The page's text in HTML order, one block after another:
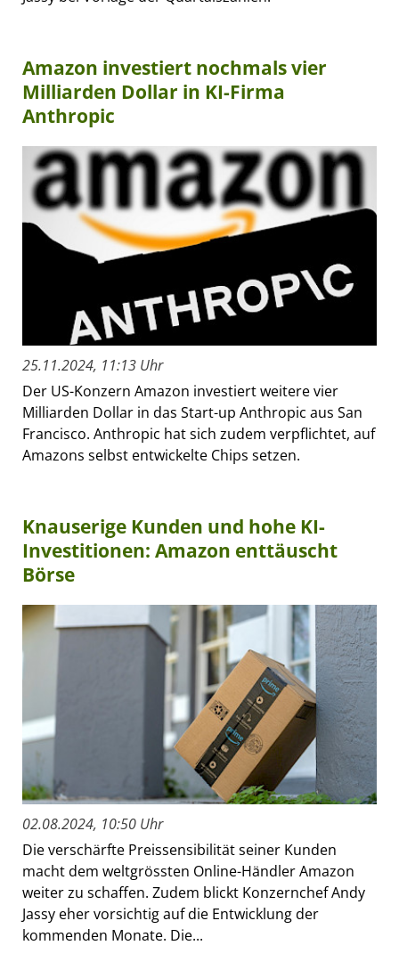
Amazon investiert nochmals vier
Milliarden Dollar in KI-Firma
Anthropic
25.11.2024, 11:13 Uhr
Der US-Konzern Amazon investiert weitere vier
Milliarden Dollar in das Start-up Anthropic aus San
Francisco. Anthropic hat sich zudem verpflichtet, auf
Amazons selbst entwickelte Chips setzen.
Knauserige Kunden und hohe KI-
Investitionen: Amazon enttäuscht
Börse
02.08.2024, 10:50 Uhr
Die verschärfte Preissensibilität seiner Kunden
macht dem weltgrössten Online-Händler Amazon
weiter zu schaffen. Zudem blickt Konzernchef Andy
Jassy eher vorsichtig auf die Entwicklung der
kommenden Monate. Die...